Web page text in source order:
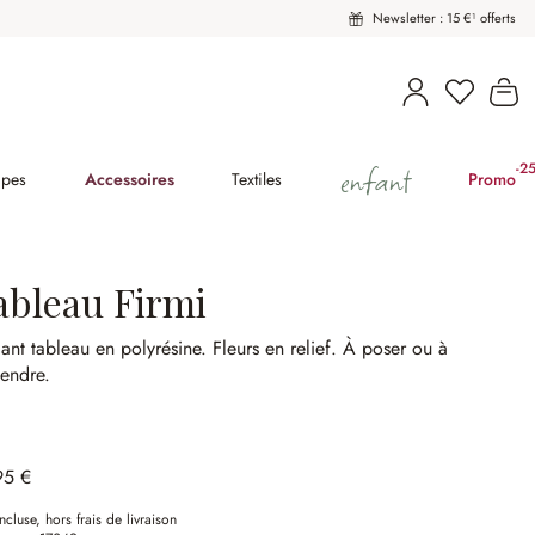
Newsletter : 15 €¹ offerts
Vous
Accessoires Textiles enfant Promo-
Firmi
tableau en polyrésine. Fleurs en relief.À poser ou à
€
hors frais de livraison